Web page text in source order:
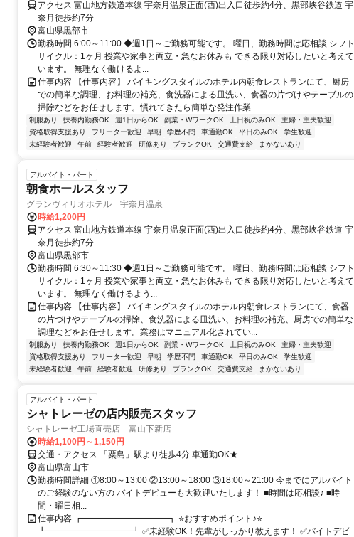
アクセス 富山地方鉄道本線 宇奈月温泉正面(西)出入口徒歩約4分、黒部峡谷鉄道 宇
奈月徒歩約7分
富山県黒部市
勤務時間 6:00～11:00 ◆週1日～ご勤務可能です。 曜日、勤務時間は応相談 シフト
サイクル：1ヶ月 授業や家事と両立・急なお休みも できる限り対応したいと考えて
います。 無理なく働けるよ...
仕事内容 【仕事内容】 バイキングスタイルのホテル内朝食レストランにて、厨房
での簡単な調理、お料理の補充、食洗器による皿洗い、食器の片づけやテーブルの
掃除などをお任せします。慣れてきたら簡単な発注作業...
制服あり 扶養内勤務OK 週1日からOK 副業・WワークOK 土日祝のみOK
主婦・主夫歓迎
資格取得支援あり
フリーター歓迎 早朝 学歴不問 車通勤OK 平日のみOK
学生歓迎
未経験者歓迎
午前 経験者歓迎 研修あり ブランクOK 交通費支給 まかないあり
アルバイト・パート
朝食ホールスタッフ
グランヴィリオホテル 宇奈月温泉
時給1,200円
アクセス 富山地方鉄道本線 宇奈月温泉正面(西)出入口徒歩約4分、黒部峡谷鉄道 宇
奈月徒歩約7分
富山県黒部市
勤務時間 6:30～11:30 ◆週1日～ご勤務可能です。 曜日、勤務時間は応相談 シフト
サイクル：1ヶ月 授業や家事と両立・急なお休みも できる限り対応したいと考えて
います。 無理なく働けるよう...
仕事内容 【仕事内容】 バイキングスタイルのホテル内朝食レストランにて、食器
の片づけやテーブルの掃除、食洗器による皿洗い、お料理の補充、厨房での簡単な
調理などをお任せします。業務はマニュアル化されてい...
制服あり 扶養内勤務OK 週1日からOK 副業・WワークOK 土日祝のみOK
主婦・主夫歓迎
資格取得支援あり
フリーター歓迎 早朝 学歴不問 車通勤OK 平日のみOK
学生歓迎
未経験者歓迎
午前 経験者歓迎 研修あり ブランクOK 交通費支給 まかないあり
アルバイト・パート
シャトレーゼの店内販売スタッフ
シャトレーゼ工場直売店 富山下新店
時給1,100円～1,150円
交通・アクセス 「粟島」駅より徒歩4分 車通勤OK★
富山県富山市
勤務時間詳細 ①8:00～13:00 ②13:00～18:00 ③18:00～21:00 今までにアルバイト
のご経験のない方の バイトデビューも大歓迎いたします！ ■時間は応相談♪ ■時
間・曜日相...
仕事内容 ┏━━━━━━━━━━┓ ⭐おすすめポイント♪⭐
┗━━━━━━━━━━┛ ✅未経験OK！先輩がしっかり教えます！ ✅バイトデビ